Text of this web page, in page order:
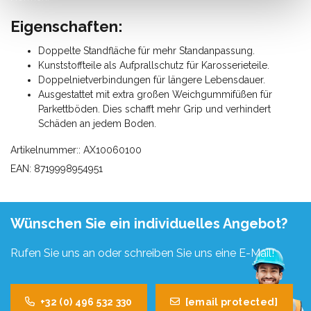
Eigenschaften:
Doppelte Standfläche für mehr Standanpassung.
Kunststoffteile als Aufprallschutz für Karosserieteile.
Doppelnietverbindungen für längere Lebensdauer.
Ausgestattet mit extra großen Weichgummifüßen für
Parkettböden. Dies schafft mehr Grip und verhindert
Schäden an jedem Boden.
Artikelnummer:: AX10060100
EAN: 8719998954951
Wünschen Sie ein individuelles Angebot?
Rufen Sie uns an oder schreiben Sie uns eine E-Mail!
+32 (0) 496 532 330 [email protected]